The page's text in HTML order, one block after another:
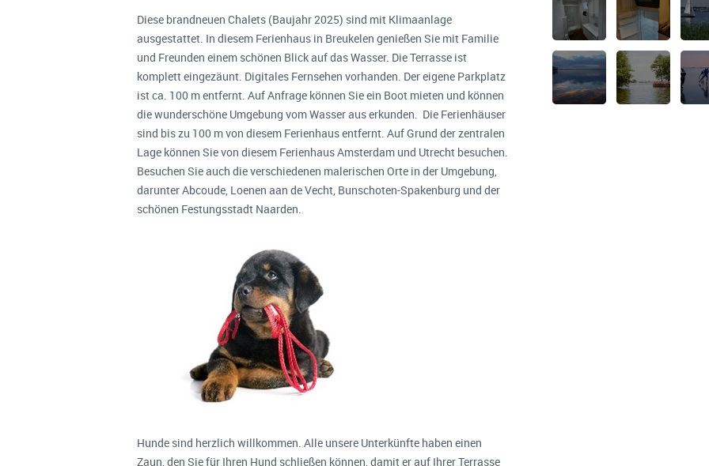
Diese brandneuen Chalets (Baujahr 2025) sind mit Klimaanlage
ausgestattet. In diesem Ferienhaus in Breukelen genießen Sie mit Familie
und Freunden einem schönen Blick auf das Wasser. Die Terrasse ist
komplett eingezäunt. Digitales Fernsehen vorhanden. Der eigene Parkplatz
ist ca. 100 m entfernt. Auf Anfrage können Sie ein Boot mieten und können
die wunderschöne Umgebung vom Wasser aus erkunden. Die Ferienhäuser
sind bis zu 100 m von diesem Ferienhaus entfernt. Auf Grund der zentralen
Lage können Sie von diesem Ferienhaus Amsterdam und Utrecht besuchen.
Besuchen Sie auch die verschiedenen malerischen Orte in der Umgebung,
darunter Abcoude, Loenen aan de Vecht, Bunschoten-Spakenburg und der
schönen Festungsstadt Naarden.
Hunde sind herzlich willkommen. Alle unsere Unterkünfte haben einen
Zaun, den Sie für Ihren Hund schließen können, damit er auf Ihrer Terrasse